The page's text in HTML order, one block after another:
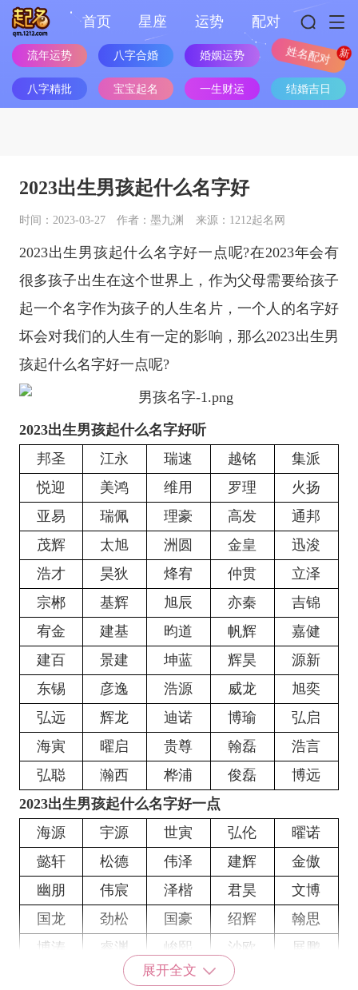
首页 星座 运势 配对
流年运势 八字合婚 婚姻运势 姓名配对
八字精批 宝宝起名 一生财运 结婚吉日
2023出生男孩起什么名字好
时间：2023-03-27 作者：墨九渊 来源：1212起名网
2023出生男孩起什么名字好一点呢?在2023年会有
很多孩子出生在这个世界上，作为父母需要给孩子
起一个名字作为孩子的人生名片，一个人的名字好
坏会对我们的人生有一定的影响，那么2023出生男
孩起什么名字好一点呢?
2023出生男孩起什么名字好听
邦圣
江永 瑞速 越铭
集派
悦迎
美鸿 维用 罗理
火扬
亚易
瑞佩 理豪 高发
通邦
茂辉
太旭 洲圆 金皇
迅浚
浩才
昊狄 烽宥 仲贯
立泽
宗郴
基辉 旭辰 亦秦
吉锦
宥金
建基 昀道 帆辉
嘉健
建百
景建 坤蓝 辉昊
源新
东锡
彦逸 浩源 威龙
旭奕
弘远
辉龙 迪诺 博瑜
弘启
海寅
曜启 贵尊 翰磊
浩言
弘聪
瀚西 桦浦 俊磊
博远
2023出生男孩起什么名字好一点
海源
宇源 世寅 弘伦
曜诺
懿轩
松德 伟泽 建辉
金傲
幽朋
伟宸 泽楷 君昊
文博
国龙
劲松 国豪 绍辉
翰思
博涛
睿渊 峻熙 沙欧
展鹏
越彬 旭尧 雨泽
展开全文